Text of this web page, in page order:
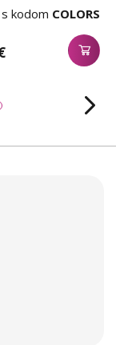
s kodom COLORS